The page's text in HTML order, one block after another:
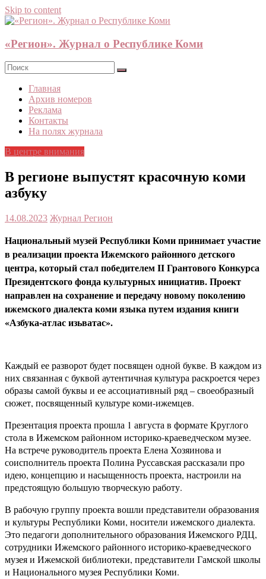
Skip to content
«Регион». Журнал о Республике Коми
Главная
Архив номеров
Реклама
Контакты
На полях журнала
В центре внимания
В регионе выпустят красочную коми
азбуку
14.08.2023 Журнал Регион
Национальный музей Республики Коми принимает участие
в реализации проекта Ижемского районного детского
центра, который стал победителем II Грантового Конкурса
Президентского фонда культурных инициатив. Проект
направлен на сохранение и передачу новому поколению
ижемского диалекта коми языка путем издания книги
«Азбука-атлас изьватас».
Каждый ее разворот будет посвящен одной букве. В каждом из
них связанная с буквой аутентичная культура раскроется через
образы самой буквы и ее ассоциативный ряд – своеобразный
сюжет, посвященный культуре коми-ижемцев.
Презентация проекта прошла 1 августа в формате Круглого
стола в Ижемском районном историко-краеведческом музее.
На встрече руководитель проекта Елена Хозяинова и
соисполнитель проекта Полина Руссавская рассказали про
идею, концепцию и насыщенность проекта, настроили на
предстоящую большую творческую работу.
В рабочую группу проекта вошли представители образования
и культуры Республики Коми, носители ижемского диалекта.
Это педагоги дополнительного образования Ижемского РДЦ,
сотрудники Ижемского районного историко-краеведческого
музея и Ижемской библиотеки, представители Гамской школы
и Национального музея Республики Коми.